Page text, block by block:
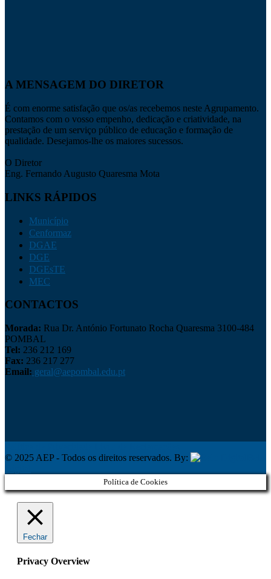
A MENSAGEM DO DIRETOR
É com enorme satisfação que os/as recebemos neste Agrupamento.
Contamos com o vosso empenho, dedicação e criatividade, na
prestação de um serviço público de educação e formação de
qualidade. Desejamos-lhe os maiores sucessos.
O Diretor
Eng. Fernando Augusto Quaresma Mota
LINKS RÁPIDOS
Município
Cenformaz
DGAE
DGE
DGEsTE
MEC
CONTACTOS
Morada: Rua Dr. António Fortunato Rocha Quaresma 3100-484
POMBAL
Tel: 236 212 169
Fax: 236 217 277
Email: geral@aepombal.edu.pt
© 2025 AEP - Todos os direitos reservados. By:
Política de Cookies
Fechar
Privacy Overview